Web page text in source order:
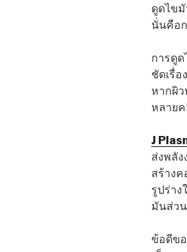
ดูดไข
นั่นคือก
การดู
ชัดเรื่อ
หากผิว
หลายค
J
ส่งพลัง
สร้าง
รูปร่าง
มันส่วน
ข้อดีขอ